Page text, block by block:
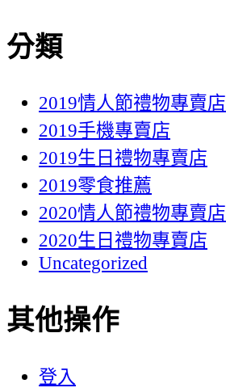
分類
2019情人節禮物專賣店
2019手機專賣店
2019生日禮物專賣店
2019零食推薦
2020情人節禮物專賣店
2020生日禮物專賣店
Uncategorized
其他操作
登入